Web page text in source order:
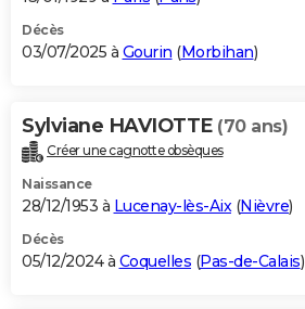
GUIDES D'ACHAT
BONS PLANS
Carte de Noël
Carte Bonne année
Carte Saint-Valentin
Carte Pâques
Carte d'anniversaire
DICTIONNAIRE
Dictionnaire
Biographies
Citations
Expressions
Proverbes
PROGRAMME TV
S'inscrire
Se connecter
Lycées
Collèges
Primaires
Universités
Entreprises
Service militaire
Avis de recherche
AVIS DE DÉCÈS
Décès
03/07/2025 à Gourin (Morbihan)
Sylviane HAVIOTTE (70 ans)
Créer une cagnotte obsèques
Naissance
28/12/1953 à Lucenay-lès-Aix(Nièvre)
Décès
05/12/2024 à Coquelles (Pas-de-Calais)